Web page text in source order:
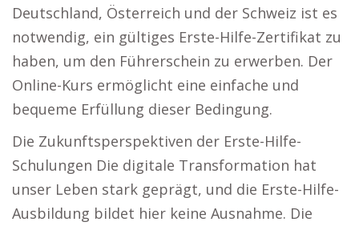
Deutschland, Österreich und der Schweiz ist es
notwendig, ein gültiges Erste-Hilfe-Zertifikat zu
haben, um den Führerschein zu erwerben. Der
Online-Kurs ermöglicht eine einfache und
bequeme Erfüllung dieser Bedingung.
Die Zukunftsperspektiven der Erste-Hilfe-
Schulungen Die digitale Transformation hat
unser Leben stark geprägt, und die Erste-Hilfe-
Ausbildung bildet hier keine Ausnahme. Die